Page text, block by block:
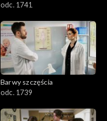
odc. 1741
Barwy szczęścia
odc. 1739